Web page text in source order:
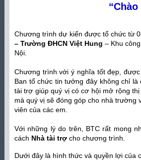
Chương trình dự kiến được tổ chức từ
– Trường ĐHCN Việt Hung – Khu
Nội.
Chương trình với ý nghĩa tốt đẹp,
Ban tổ chức tin tưởng đây không chỉ
tài trợ giúp quý vị có cơ hội mở rộng
mà quý vị sẽ đóng góp cho nhà trường
viên của các em.
Với những lý do trên, BTC rất mong
cách Nhà tài trợ cho chương trình.
Dưới đây là hình thức và quyền lợi của